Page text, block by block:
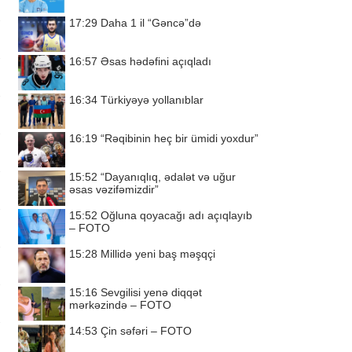
17:29 Daha 1 il “Gəncə”də
16:57 Əsas hədəfini açıqladı
16:34 Türkiyəyə yollanıblar
16:19 “Rəqibinin heç bir ümidi yoxdur”
15:52 “Dayanıqlıq, ədalət və uğur
əsas vəzifəmizdir”
15:52 Oğluna qoyacağı adı açıqlayıb
– FOTO
15:28 Millidə yeni baş məşqçi
15:16 Sevgilisi yenə diqqət
mərkəzində – FOTO
14:53 Çin səfəri – FOTO